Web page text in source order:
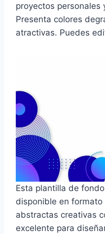
proyectos personales
Presenta colores
atractivas. Puedes
Esta plantilla de
disponible en formato
abstractas creativas
excelente para